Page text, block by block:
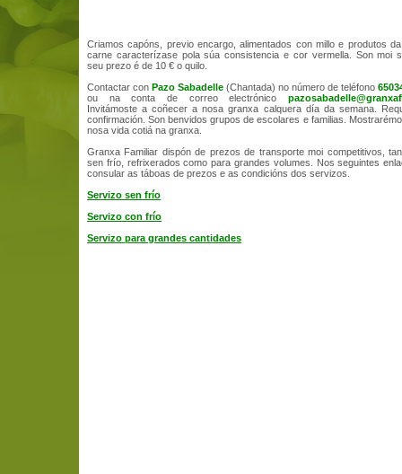
Criamos capóns, previo encargo, alimentados con millo e produtos
carne caracterízase pola súa consistencia e cor vermella. Son moi
seu prezo é de 10 € o quilo.
Contactar con Pazo Sabadelle (Chantada) no número de teléfono
ou na conta de correo electrónico
Invitámoste a coñecer a nosa granxa calquera día da semana.
confirmación. Son benvidos grupos de escolares e familias.
nosa vida cotiá na granxa.
Granxa Familiar dispón de prezos de transporte moi competitivos,
sen frío, refrixerados como para grandes volumes. Nos seguintes
consular as táboas de prezos e as condicións dos servizos.
Servizo sen frío
Servizo con frío
Servizo para grandes cantidades